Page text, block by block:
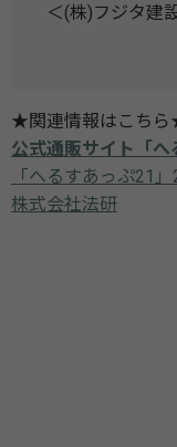
＜(株)フジタ建
★関連情報はこち
公式通販サイト「へ
「へるすあっぷ21
株式会社法研